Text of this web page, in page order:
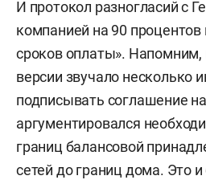
И протокол разногласий с
компанией на 90
сроков оплаты». Напомним,
версии звучало несколько
подписывать соглашение
аргументировался
границ балансовой
сетей до границ дома. Это